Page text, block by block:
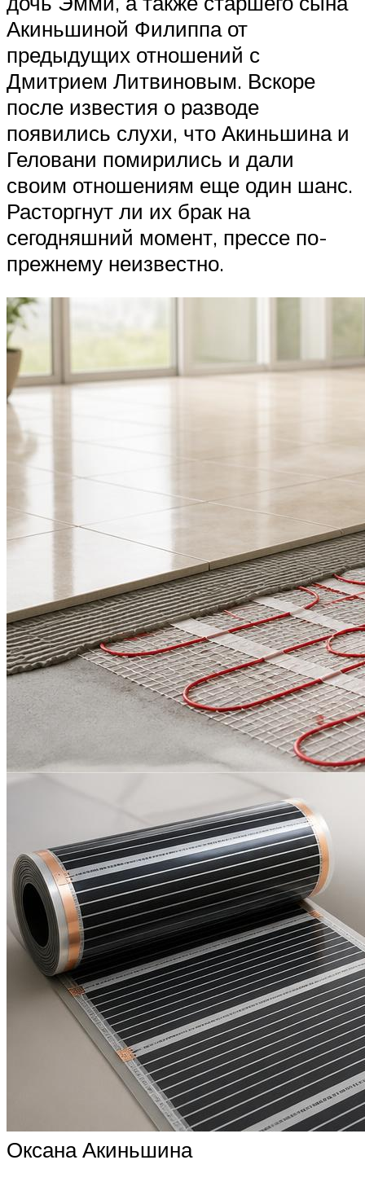
Акиньшиной Филиппа от
предыдущих отношений с
Дмитрием Литвиновым. Вскоре
после известия о разводе
появились слухи, что Акиньшина и
Геловани помирились и дали
своим отношениям еще один шанс.
Расторгнут ли их брак на
сегодняшний момент, прессе по-
прежнему неизвестно.
Оксана Акиньшина